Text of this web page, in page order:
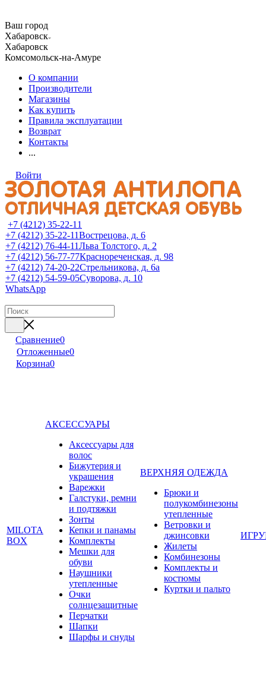
Ваш город
Хабаровск
Хабаровск
Комсомольск-на-Амуре
О компании
Производители
Магазины
Как купить
Правила эксплуатации
Возврат
Контакты
...
Войти
+7 (4212) 35-22-11
+7 (4212) 35-22-11Вострецова, д. 6
+7 (4212) 76-44-11Льва Толстого, д. 2
+7 (4212) 56-77-77Краснореченская, д. 98
+7 (4212) 74-20-22Стрельникова, д. 6а
+7 (4212) 54-59-05Суворова, д. 10
WhatsApp
Сравнение0
Отложенные0
Корзина0
MILOTA
BOX
АКСЕССУАРЫ
Аксессуары для
волос
Бижутерия и
украшения
Варежки
Галстуки, ремни
и подтяжки
Зонты
Кепки и панамы
Комплекты
Мешки для
обуви
Наушники
утепленные
Очки
солнцезащитные
Перчатки
Шапки
Шарфы и снуды
ВЕРХНЯЯ ОДЕЖДА
Брюки и
полукомбинезоны
утепленные
Ветровки и
джинсовки
Жилеты
Комбинезоны
Комплекты и
костюмы
Куртки и пальто